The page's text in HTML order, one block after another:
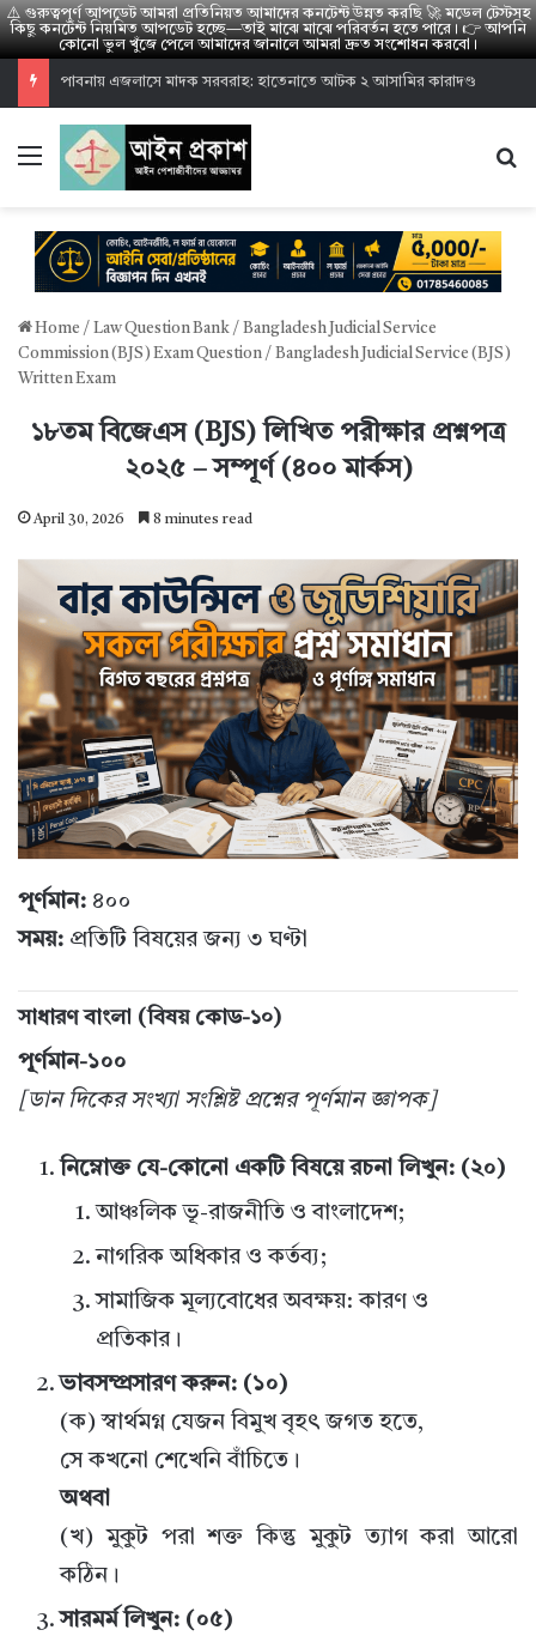
⚠️ গুরুত্বপূর্ণ আপডেট আমরা প্রতিনিয়ত আমাদের কনটেন্ট উন্নত করছি 🚀 মডেল টেস্টসহ
কিছু কনটেন্ট নিয়মিত আপডেট হচ্ছে—তাই মাঝে মাঝে পরিবর্তন হতে পারে। 👉 আপনি
কোনো ভুল খুঁজে পেলে আমাদের জানালে আমরা দ্রুত সংশোধন করবো।
হাইকোর্ট পারমিশন ভাইভা রেজাল্ট ২০২৬: উত্তীর্ণ ১৪০০ জনের তালিকা
Menu
Home / Law Question Bank / Bangladesh Judicial Service
Commission (BJS) Exam Question / Bangladesh Judicial Service (BJS)
Written Exam
১৮তম বিজেএস (BJS) লিখিত পরীক্ষার প্রশ্নপত্র
২০২৫ – সম্পূর্ণ (৪০০ মার্কস)
April 30, 2026 8 minutes read
পূর্ণমান: ৪০০
সময়: প্রতিটি বিষয়ের জন্য ৩ ঘণ্টা
সাধারণ বাংলা (বিষয় কোড-১০)
পূর্ণমান-১০০
[ডান দিকের সংখ্যা সংশ্লিষ্ট প্রশ্নের পূর্ণমান জ্ঞাপক]
নিম্নোক্ত যে-কোনো একটি বিষয়ে রচনা লিখুন: (২০)
আঞ্চলিক ভূ-রাজনীতি ও বাংলাদেশ;
নাগরিক অধিকার ও কর্তব্য;
সামাজিক মূল্যবোধের অবক্ষয়: কারণ ও
প্রতিকার।
ভাবসম্প্রসারণ করুন: (১০)
(ক) স্বার্থমগ্ন যেজন বিমুখ বৃহৎ জগত হতে,
সে কখনো শেখেনি বাঁচিতে।
অথবা
(খ) মুকুট পরা শক্ত কিন্তু মুকুট ত্যাগ করা আরো
কঠিন।
সারমর্ম লিখুন: (০৫)